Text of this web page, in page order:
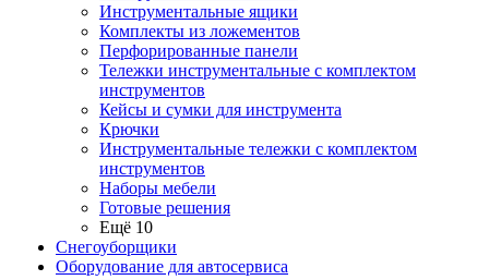
Инструментальные ящики
Комплекты из ложементов
Перфорированные панели
Тележки инструментальные с комплектом
инструментов
Кейсы и сумки для инструмента
Крючки
Инструментальные тележки с комплектом
инструментов
Наборы мебели
Готовые решения
Ещё 10
Снегоуборщики
Оборудование для автосервиса